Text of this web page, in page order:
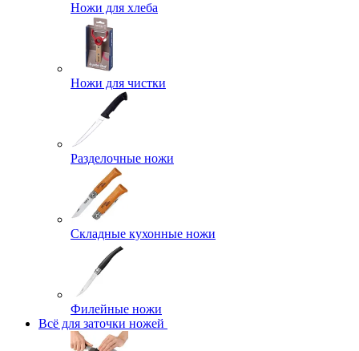
Ножи для хлеба
Ножи для чистки
Разделочные ножи
Складные кухонные ножи
Филейные ножи
Всё для заточки ножей